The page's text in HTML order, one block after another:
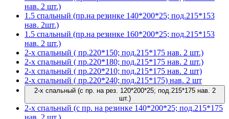
нав. 2 шт.)
1.5 спальный (пр.на резинке 140*200*25; под.215*153
нав. 2шт.)
1.5 спальный (пр.на резинке 160*200*25; под.215*153
нав. 2 шт.)
2-х спальный ( пр.220*150; под.215*175 нав. 2 шт.)
2-х спальный ( пр.220*180; под.215*175 нав. 2 шт.)
2-х спальный ( пр.220*210; под.215*175 нав. 2 шт)
2-х спальный ( пр.220*240; под.215*175) нав. 2 шт
2-х спальный (с пр. на рез. 120*200*25; под.215*175 нав. 2
шт.)
2-х спальный (с пр. на резинке 140*200*25; под.215*175
нав. 2 шт.)